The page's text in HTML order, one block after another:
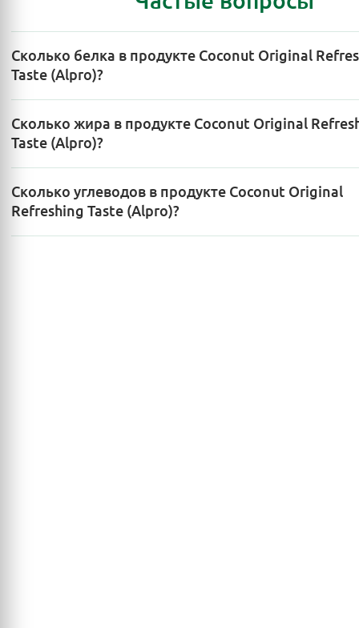
Сколько белка в продукте Coconut Original
Taste (Alpro)?
Сколько жира в продукте Coconut Original
Taste (Alpro)?
Сколько углеводов в продукте Coconut Original
Refreshing Taste (Alpro)?